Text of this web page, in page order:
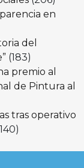
en
del
(183)
premio al
de Pintura al
tras operativo